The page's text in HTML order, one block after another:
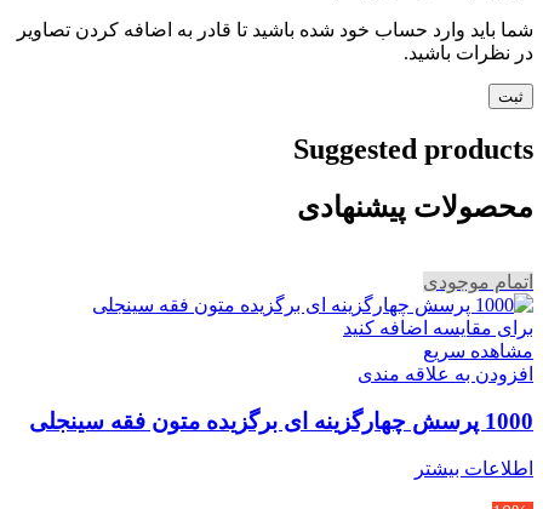
شما باید وارد حساب خود شده باشید تا قادر به اضافه کردن تصاویر
در نظرات باشید.
Suggested products
محصولات پیشنهادی
اتمام موجودی
برای مقایسه اضافه کنید
مشاهده سریع
افزودن به علاقه مندی
1000 پرسش چهارگزینه ای برگزیده متون فقه سینجلی
اطلاعات بیشتر